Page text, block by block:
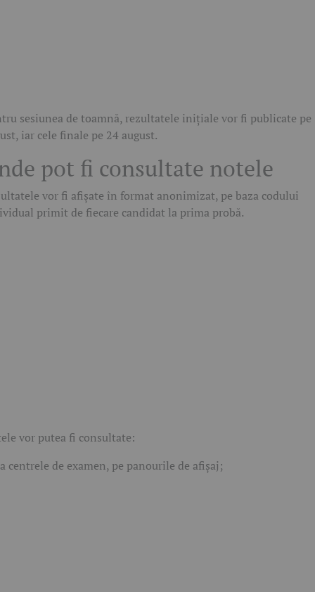
sesiunea de toamnă, rezultatele inițiale vor fi publicate pe
iar cele finale pe 24 august.
pot fi consultate notele
vor fi afișate în format anonimizat, pe baza codului
primit de fiecare candidat la prima probă.
vor putea fi consultate:
centrele de examen, pe panourile de afișaj;